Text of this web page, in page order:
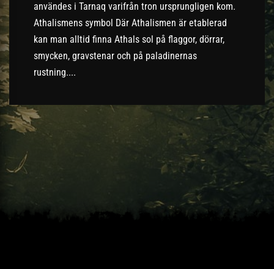
användes i Tarnaq varifrån tron ursprungligen kom.
Athalismens symbol Där Athalismen är etablerad
kan man alltid finna Athals sol på flaggor, dörrar,
smycken, gravstenar och på paladinernas
rustning....